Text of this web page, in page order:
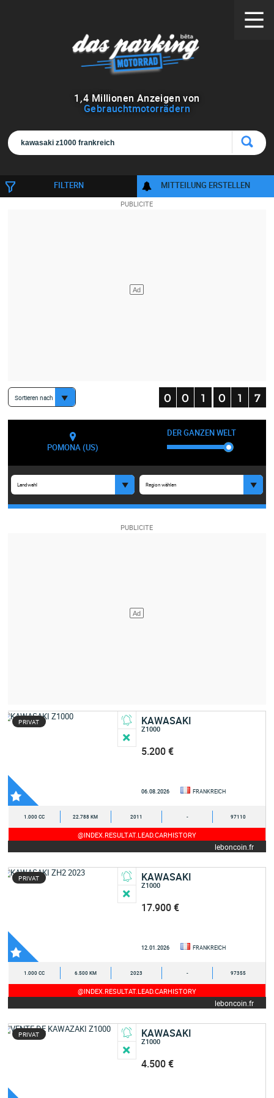
1 ,4 Millionen Anzeigen von
Gebrauchtmotorrädern
FILTERN MITTEILUNG ERSTELLEN
Sortieren nach
POMONA (US)
DER GANZEN WELT
Landwahl Region wählen
PRIVAT KAWASAKI
Z1000
5.200 €
06.08.2026 FRANKREICH
1.000 CC 22.788 KM 2011 - 97110
@INDEX.RESULTAT.LEAD.CARHISTORY
leboncoin.fr
PRIVAT KAWASAKI
Z1000
17.900 €
12.01.2026 FRANKREICH
1.000 CC 6.500 KM 2023 - 97355
@INDEX.RESULTAT.LEAD.CARHISTORY
leboncoin.fr
PRIVAT KAWASAKI
Z1000
4.500 €